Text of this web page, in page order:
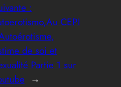
:
CEPI
de soi et
Partie 1 sur
→